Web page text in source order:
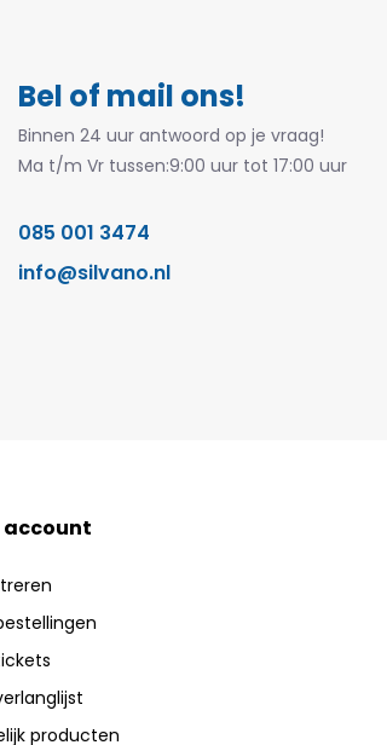
Bel of mail ons!
Binnen 24 uur antwoord op je vraag!
Ma t/m Vr tussen:9:00 uur tot 17:00 uur
085 001 3474
info@silvano.nl
account
producten